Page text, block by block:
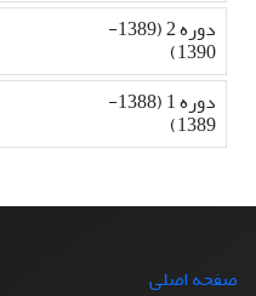
دوره 2 (1389-
1390)
دوره 1 (1388-
1389)
صفحه اصلی